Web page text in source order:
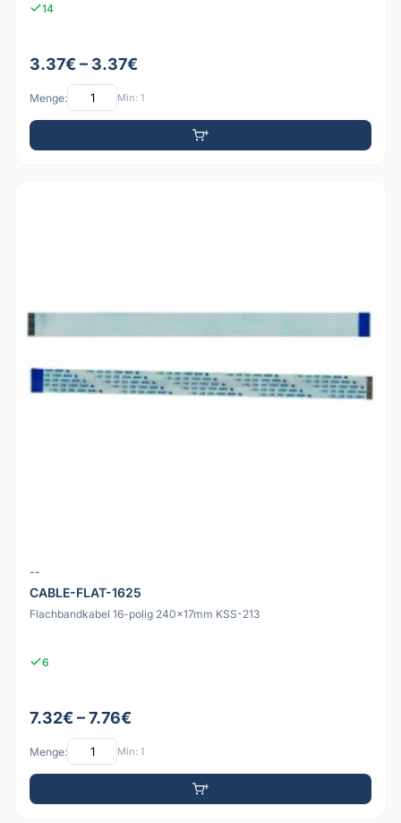
14
3.37€ – 3.37€
Menge: Min: 1
--
CABLE-FLAT-1625
Flachbandkabel 16-polig 240x17mm KSS-213
6
7.32€ – 7.76€
Menge: Min: 1